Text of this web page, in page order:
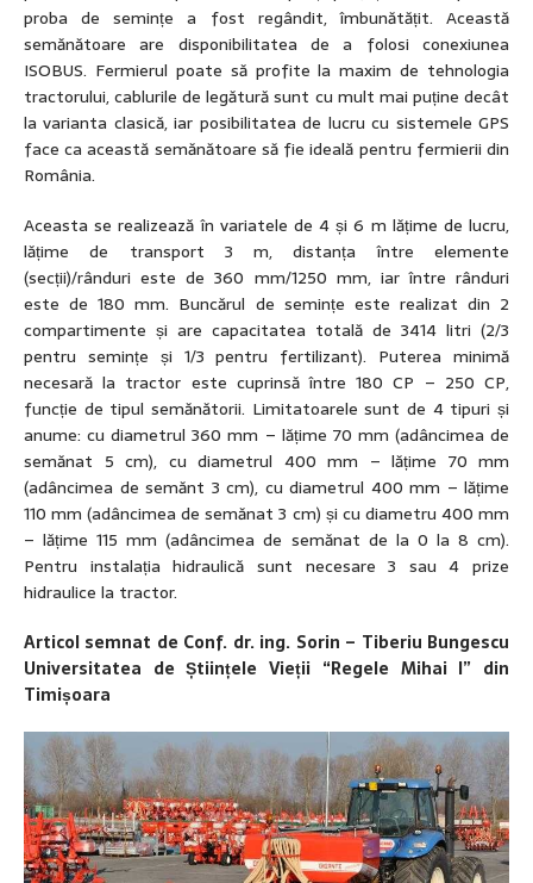
proba de semințe a fost regândit, îmbunătățit. Această
semănătoare are disponibilitatea de a folosi conexiunea
ISOBUS. Fermierul poate să profite la maxim de tehnologia
tractorului, cablurile de legătură sunt cu mult mai puține decât
la varianta clasică, iar posibilitatea de lucru cu sistemele GPS
face ca această semănătoare să fie ideală pentru fermierii din
România.
Aceasta se realizează în variatele de 4 și 6 m lățime de lucru,
lățime de transport 3 m, distanța între elemente
(secții)/rânduri este de 360 mm/1250 mm, iar între rânduri
este de 180 mm. Buncărul de semințe este realizat din 2
compartimente și are capacitatea totală de 3414 litri (2/3
pentru semințe și 1/3 pentru fertilizant). Puterea minimă
necesară la tractor este cuprinsă între 180 CP – 250 CP,
funcție de tipul semănătorii. Limitatoarele sunt de 4 tipuri și
anume: cu diametrul 360 mm – lățime 70 mm (adâncimea de
semănat 5 cm), cu diametrul 400 mm – lățime 70 mm
(adâncimea de semănt 3 cm), cu diametrul 400 mm – lățime
110 mm (adâncimea de semănat 3 cm) și cu diametru 400 mm
– lățime 115 mm (adâncimea de semănat de la 0 la 8 cm).
Pentru instalația hidraulică sunt necesare 3 sau 4 prize
hidraulice la tractor.
Articol semnat de Conf. dr. ing. Sorin – Tiberiu Bungescu
Universitatea de Științele Vieții “Regele Mihai I” din
Timișoara